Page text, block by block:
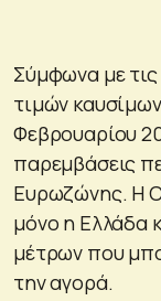
Σύμφωνα με
τιμών
Φεβρουαρίου
παρεμβάσεις
Ευρωζώνης. Η
μόνο η Ελλάδα
μέτρων που
την αγορά.